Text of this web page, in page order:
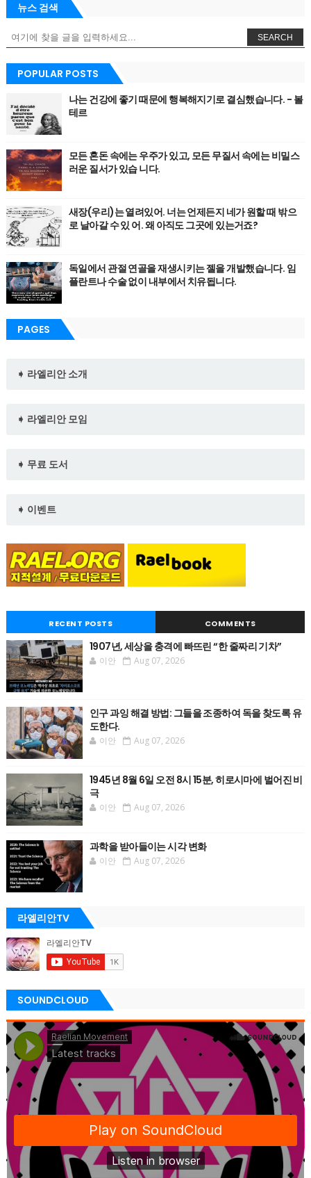
뉴스 검색
SEARCH
POPULAR POSTS
나는 건강에 좋기 때문에 행복해지기로 결심했습니다. - 볼
테르
모든 혼돈 속에는 우주가 있고, 모든 무질서 속에는 비밀스
러운 질서가 있습 니다.
새장(우리)는 열려있어. 너는 언제든지 네가 원할 때 밖으
로 날아갈 수 있 어. 왜 아직도 그곳에 있는거죠?
독일에서 관절 연골을 재생시키는 젤을 개발했습니다. 임
플란트나 수술 없이 내부에서 치유됩니다.
PAGES
➧ 라엘리안 소개
➧ 라엘리안 모임
➧ 무료 도서
➧ 이벤트
RECENT POSTS COMMENTS
1907년, 세상을 충격에 빠뜨린 “한 줄짜리 기차”
이안 Aug 07, 2026
인구 과잉 해결 방법: 그들을 조종하여 독을 찾도록 유
도한다.
이안 Aug 07, 2026
1945년 8월 6일 오전 8시 15분, 히로시마에 벌어진 비
극
이안 Aug 07, 2026
과학을 받아들이는 시각 변화
이안 Aug 07, 2026
라엘리안TV
SOUNDCLOUD